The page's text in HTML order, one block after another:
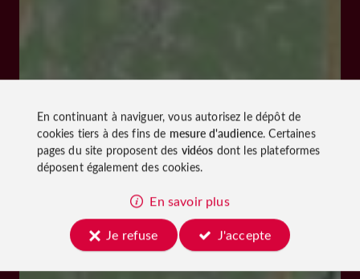
En continuant à naviguer, vous autorisez le dépôt de
cookies tiers à des fins de mesure d'audience. Certaines
pages du site proposent des vidéos dont les plateformes
déposent également des cookies.
En savoir plus
Je refuse
J'accepte